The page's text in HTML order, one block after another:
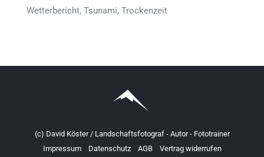
Wetterbericht, Tsunami, Trockenzeit
(c) David Köster / Landschaftsfotograf - Autor - Fototrainer
Impressum
Datenschutz AGB Vertrag widerrufen